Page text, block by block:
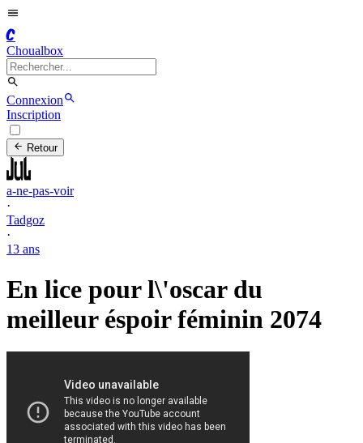
C
Choualbox
Connexion
Inscription
Retour
a-ne-pas-voir
·
Tadgoz
·
13 ans
En lice pour l\'oscar du
meilleur éspoir féminin 2074